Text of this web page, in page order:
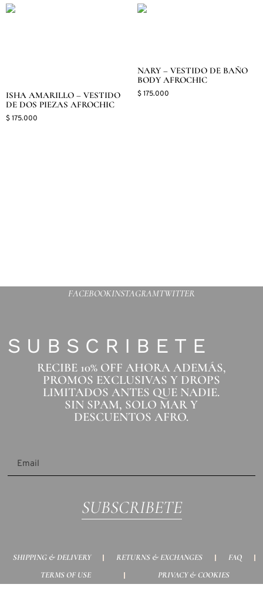
ISHA AMARILLO – VESTIDO
DE DOS PIEZAS AFROCHIC
$175.000
NARY – VESTIDO DE BAÑO
BODY AFROCHIC
$175.000
FACEBOOKINSTAGRAMTWITTER
SUBSCRIBETE
RECIBE 10% OFF AHORA ADEMÁS,
PROMOS EXCLUSIVAS Y DROPS
LIMITADOS ANTES QUE NADIE.
SIN SPAM, SOLO MAR Y
DESCUENTOS AFRO.
SUBSCRIBETE
SHIPPING & DELIVERY RETURNS & EXCHANGES
FAQ
TERMS OF USE
PRIVACY & COOKIES